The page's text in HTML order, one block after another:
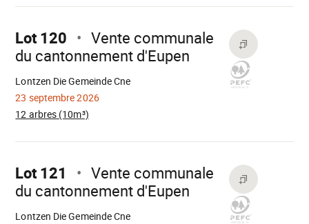
Aller
Lot 120
Vente communale
du cantonnement d'Eupen
23 septembre 2026
Lontzen Die Gemeinde Cne
12 arbres (10m³)
Chargement
Aller
Lot 121
Vente communale
du cantonnement d'Eupen
Lontzen Die Gemeinde Cne
Chargement